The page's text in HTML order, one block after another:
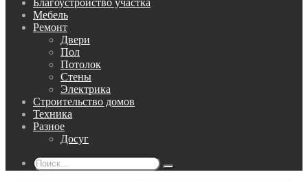
Благоустройство участка
Мебель
Ремонт
Двери
Пол
Потолок
Стены
Электрика
Строительство домов
Техника
Разное
Досуг
Поиск...